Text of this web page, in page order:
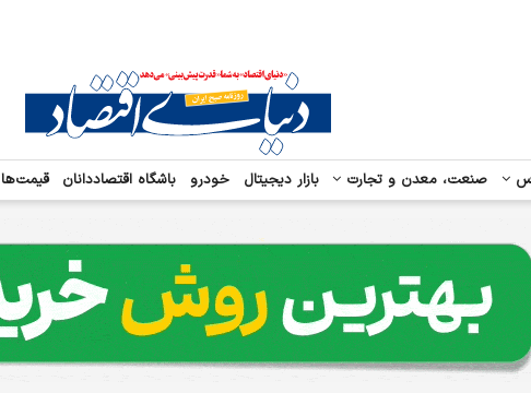
صنعت، معدن و تجارت بازار دیجیتال خودرو باشگاه اقتصاددانان قیمت‌ها